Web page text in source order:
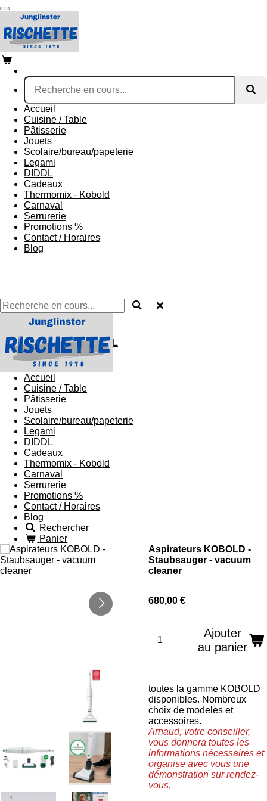
Passer
contenu
principal
Accueil
Cuisine / Table
Pâtisserie
Jouets
Scolaire/bureau/papeterie
Legami
DIDDL
Cadeaux
Thermomix - Kobold
Carnaval
Serrurerie
Promotions %
Contact / Horaires
Blog
L
Accueil
Cuisine / Table
Pâtisserie
Jouets
Scolaire/bureau/papeterie
Legami
DIDDL
Cadeaux
Thermomix - Kobold
Carnaval
Serrurerie
Promotions %
Contact / Horaires
Blog
Rechercher
Panier
Aspirateurs KOBOLD -
Staubsauger - vacuum
cleaner
680,00 €
Ajouter
au panier
toutes la gamme KOBOLD
disponibles. Nombreux
choix de modeles et
accessoires.
Arnaud, votre conseiller,
vous donnera toutes les
informations nécessaires et
organise avec vous une
démonstration sur rendez-
vous.